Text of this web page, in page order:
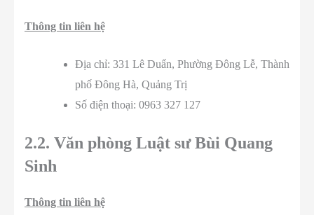
Thông tin liên hệ
Địa chỉ: 331 Lê Duẩn, Phường Đông Lễ, Thành
phố Đông Hà, Quảng Trị
Số điện thoại: 0963 327 127
2.2. Văn phòng Luật sư Bùi Quang
Sinh
Thông tin liên hệ